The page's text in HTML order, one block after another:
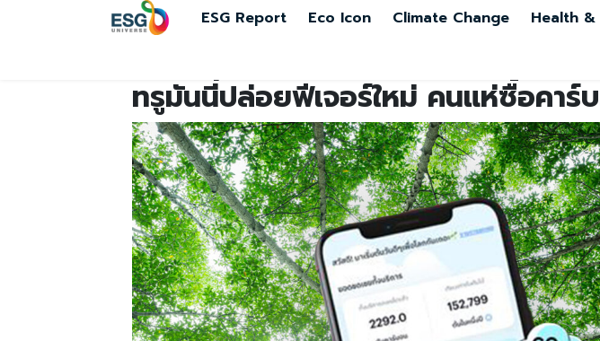
ESG Report Eco Icon Climate Change Health &
ทรูมันนี่ปล่อยฟีเจอร์ใหม่ คนแห่ซื้อคาร์